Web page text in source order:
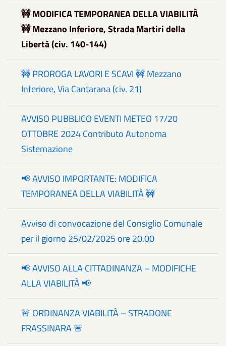
🚧 MODIFICA TEMPORANEA DELLA VIABILITÀ
🚧 Mezzano Inferiore, Strada Martiri della
Libertà (civ. 140-144)
🚧 PROROGA LAVORI E SCAVI 🚧 Mezzano
Inferiore, Via Cantarana (civ. 21)
AVVISO PUBBLICO EVENTI METEO 17/20
OTTOBRE 2024 Contributo Autonoma
Sistemazione
📢 AVVISO IMPORTANTE: MODIFICA
TEMPORANEA DELLA VIABILITÀ 🚧
Avviso di convocazione del Consiglio Comunale
per il giorno 25/02/2025 ore 20.00
📢 AVVISO ALLA CITTADINANZA – MODIFICHE
ALLA VIABILITÀ 📢
🚨 ORDINANZA VIABILITÀ – STRADONE
FRASSINARA 🚨